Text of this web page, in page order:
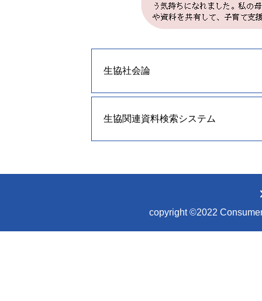
生協社会論
生協関連資料検索システム
copyright ©2022